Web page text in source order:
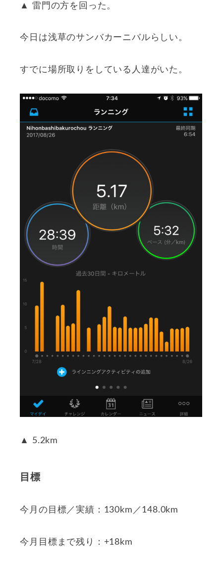
▲ 雷門の方を回った。
今日は浅草のサンバカーニバルらしい。
すでに場所取りをしている人達がいた。
▲ 5.2km
目標
今月の目標／実績：130km／148.0km
今月目標まで残り：+18km